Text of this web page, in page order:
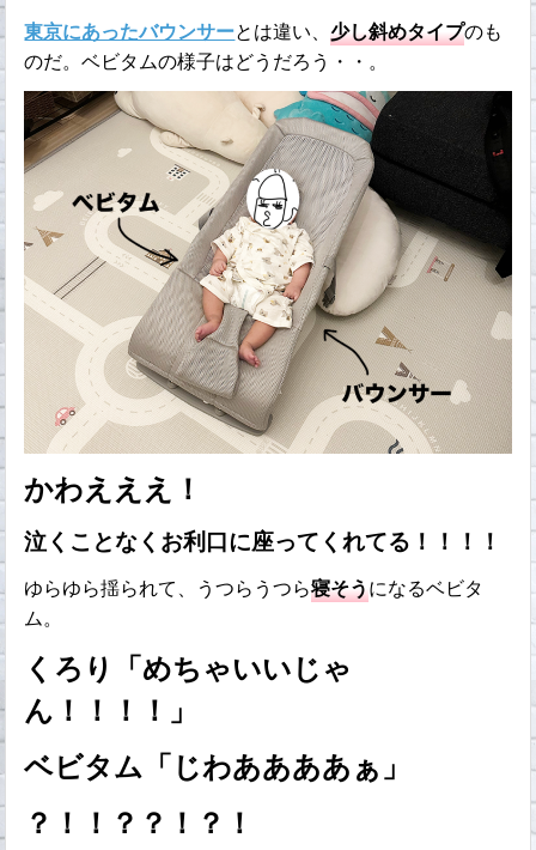
東京にあったバウンサーとは違い、少し斜めタイプのも
のだ。ベビタムの様子はどうだろう・・。
かわえええ！
泣くことなくお利口に座ってくれてる！！！！
ゆらゆら揺られて、うつらうつら寝そうになるベビタ
ム。
くろり「めちゃいいじゃ
ん！！！！」
ベビタム「じわああああぁ」
？！！？？！？！